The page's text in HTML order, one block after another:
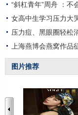
“斜杠青年”周舟 ：不
女高中生学习压力大
压力痘、黑眼圈轻松
上海燕博会燕窝作
图片推荐